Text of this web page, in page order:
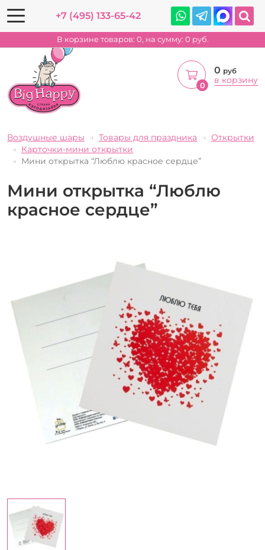
+7 (495) 133-65-42
В корзине товаров: 0, на сумму: 0 руб.
0
0 руб
в корзину
Воздушные шары Товары для праздника
Открытки
Карточки-мини открытки
Мини открытка “Люблю красное сердце”
Мини открытка “Люблю
красное сердце”